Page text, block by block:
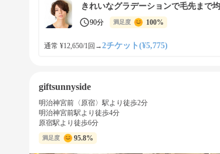
きれいなグラデーションで毛先まで
90分 満足度 100%
通常 ¥12,650/1回 →2チケット(¥5,775)
giftsunnyside
明治神宮前〈原宿〉駅より徒歩2分
明治神宮前駅より徒歩4分
原宿駅より徒歩6分
満足度 95.8%